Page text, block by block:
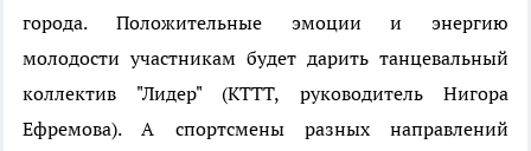
города. Положительные эмоции и энергию
молодости участникам будет дарить танцевальный
коллектив "Лидер" (КТТТ, руководитель Нигора
Ефремова). А спортсмены разных направлений